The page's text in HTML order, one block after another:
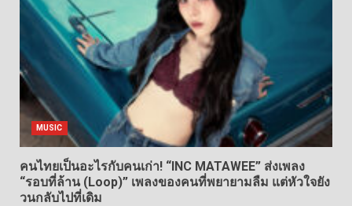
MUSIC
คนไทยเป็นอะไรกับคนเก่า! “INC MATAWEE” ส่งเพลง
“รอบที่ล้าน (Loop)” เพลงของคนที่พยายามลืม แต่หัวใจยัง
วนกลับไปที่เดิม